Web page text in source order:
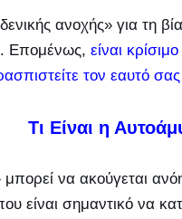
ανοχής» για τη
Επομένως, είναι
τον εαυτό
Τι Είναι η
να ακούγεται
είναι σημαντικό να